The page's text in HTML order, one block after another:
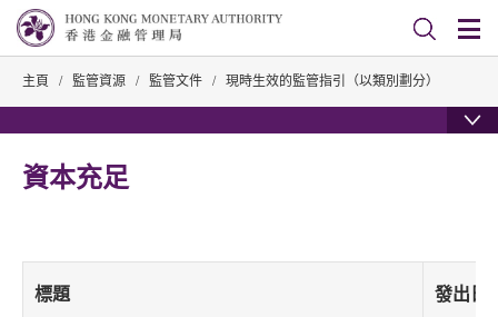
主頁 / 監管資源 / 監管文件 / 現時生效的監管指引（以類別劃分）
資本充足
標題 發出日